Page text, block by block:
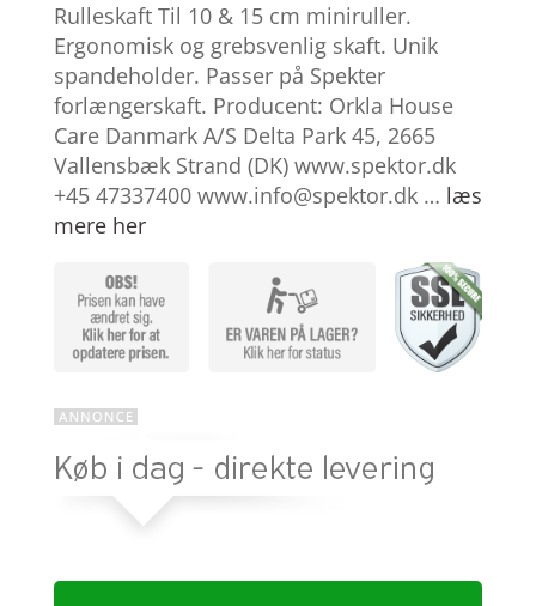
ud af 5
baseret
på
kundebed
ømmelse
r
Rulleskaft Til 10 & 15 cm miniruller.
Ergonomisk og grebsvenlig skaft. Unik
spandeholder. Passer på Spekter
forlængerskaft. Producent: Orkla House
Care Danmark A/S Delta Park 45, 2665
Vallensbæk Strand (DK) www.spektor.dk
+45 47337400 www.info@spektor.dk… læs
mere her